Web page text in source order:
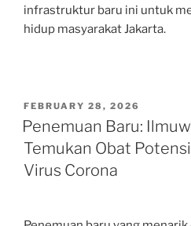
infrastruktur baru ini untuk
hidup masyarakat Jakarta.
POSTED
ON
FEBRUARY 28, 2026
Penemuan Baru:
Temukan Obat
Virus Corona